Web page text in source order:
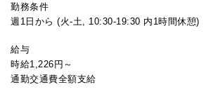
勤務条件
週1日から (火-土, 10:30-19:30 内1時間休憩)
給与
時給1,226円～
通勤交通費全額支給